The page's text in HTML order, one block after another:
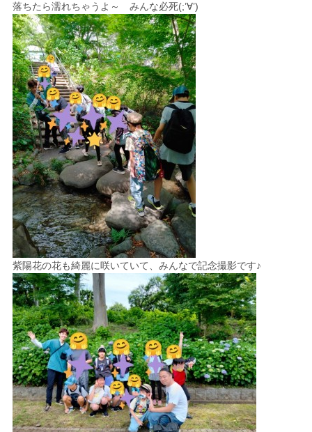
落ちたら濡れちゃうよ～ みんな必死(;’∀’)
紫陽花の花も綺麗に咲いていて、みんなで記念撮影です♪